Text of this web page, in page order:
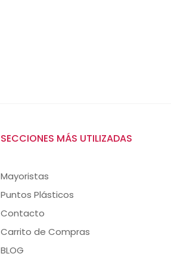
SECCIONES MÁS UTILIZADAS
Mayoristas
Puntos Plásticos
Contacto
Carrito de Compras
BLOG